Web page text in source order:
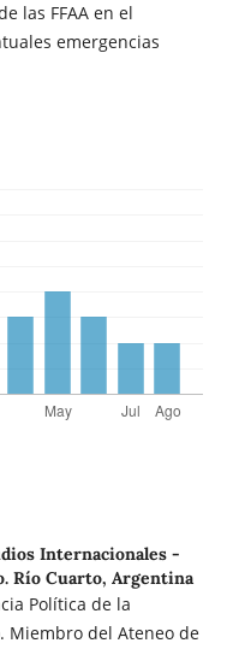
las FFAA en el
emergencias
Internacionales -
Río Cuarto, Argentina
Política de la
Miembro del Ateneo de